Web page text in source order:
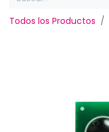
Todos los Productos